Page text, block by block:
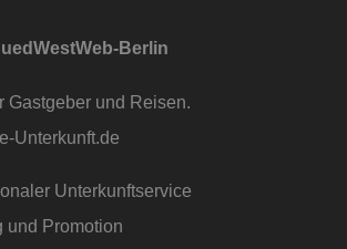
Berlin
Gastgeber und Reisen.
Unterkunft.de
Unterkunftservice
und Promotion